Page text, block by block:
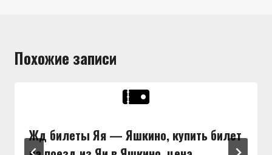
Похожие записи
Жд билеты Яя — Яшкино, купить билет